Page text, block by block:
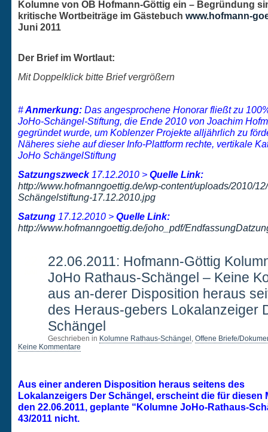
Kolumne von OB Hofmann-Göttig ein – Begründung
kritische Wortbeiträge im Gästebuch www.hofmann-
Juni 2011
Der Brief im Wortlaut:
Mit Doppelklick bitte Brief vergrößern
#Anmerkung: Das angesprochene Honorar fließt zu
JoHo-Schängel-Stiftung, die Ende 2010 von Joachim
gegründet wurde, um Koblenzer Projekte alljährlich zu
Näheres siehe auf dieser Info-Plattform rechte, vertikale
JoHo SchängelStiftung
Satzungszweck 17.12.2010 > Quelle Link:
http://www.hofmanngoettig.de/wp-content/uploads/2010/
Schängelstiftung-17.12.2010.jpg
Satzung 17.12.2010 > Quelle Link:
http://www.hofmanngoettig.de/joho_pdf/
22.06.2011: Hofmann-Göttig
JoHo Rathaus-Schängel – Keine
aus an-derer Disposition heraus
des Heraus-gebers Lokalanzeiger
Schängel
Geschrieben in Kolumne Rathaus-Schängel , Offene Briefe/
Keine Kommentare
Aus einer anderen Disposition heraus seitens des
Lokalanzeigers Der Schängel, erscheint die für diesen
den 22.06.2011, geplante “Kolumne JoHo-Rathaus-
43/2011 nicht.